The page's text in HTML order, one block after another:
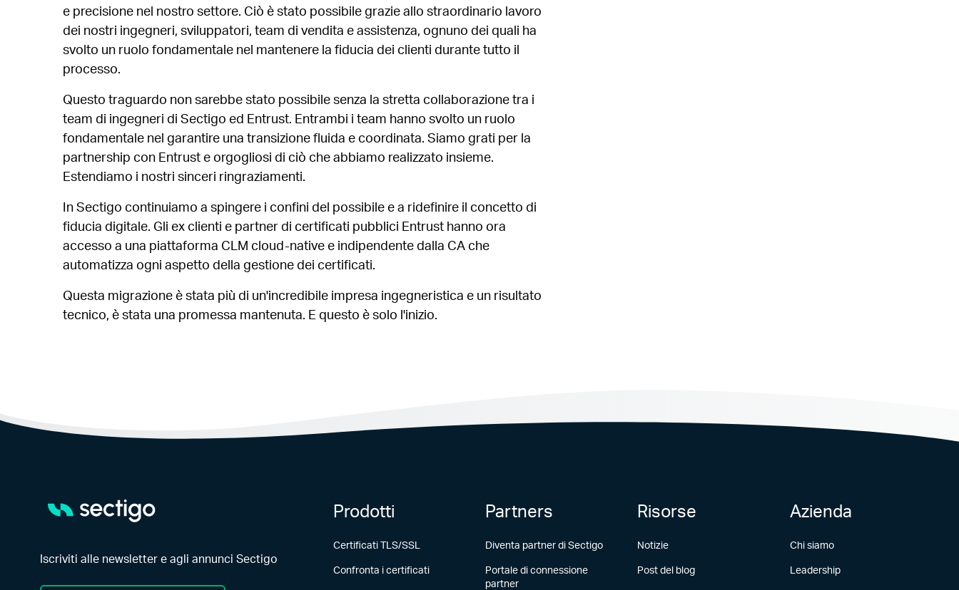
e precisione nel nostro settore. Ciò è stato possibile grazie allo straordinario lavoro
dei nostri ingegneri, sviluppatori, team di vendita e assistenza, ognuno dei quali ha
svolto un ruolo fondamentale nel mantenere la fiducia dei clienti durante tutto il
processo.
Questo traguardo non sarebbe stato possibile senza la stretta collaborazione tra i
team di ingegneri di Sectigo ed Entrust. Entrambi i team hanno svolto un ruolo
fondamentale nel garantire una transizione fluida e coordinata. Siamo grati per la
partnership con Entrust e orgogliosi di ciò che abbiamo realizzato insieme.
Estendiamo i nostri sinceri ringraziamenti.
In Sectigo continuiamo a spingere i confini del possibile e a ridefinire il concetto di
fiducia digitale. Gli ex clienti e partner di certificati pubblici Entrust hanno ora
accesso a una piattaforma CLM cloud-native e indipendente dalla CA che
automatizza ogni aspetto della gestione dei certificati.
Questa migrazione è stata più di un'incredibile impresa ingegneristica e un risultato
tecnico, è stata una promessa mantenuta. E questo è solo l'inizio.
Iscriviti alle newsletter e agli annunci Sectigo
Prodotti
Certificati TLS/SSL
Confronta i certificati
Partners
Diventa partner di Sectigo
Portale di connessione
partner
Risorse
Notizie
Post del blog
Azienda
Chi siamo
Leadership